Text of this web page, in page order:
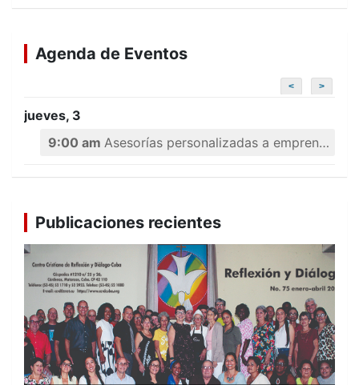
Agenda de Eventos
< >
jueves, 3
9:00 am Asesorías personalizadas a emprendedores
Publicaciones recientes